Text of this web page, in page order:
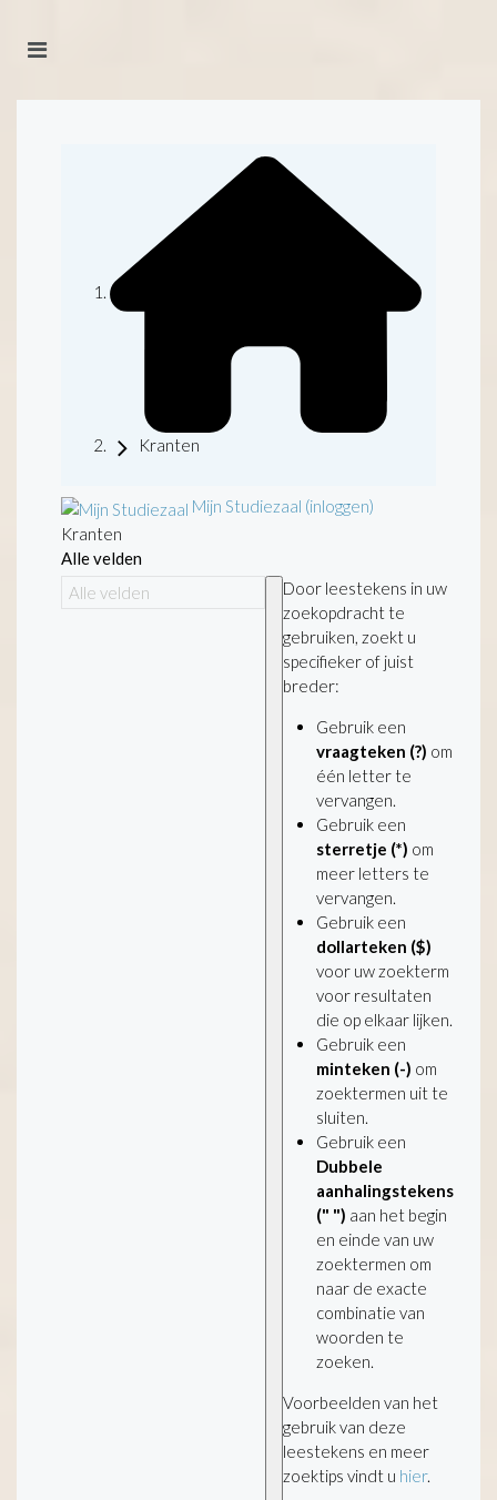
Kranten
Mijn Studiezaal (inloggen)
Kranten
Alle velden
Door leestekens in uw
zoekopdracht te
gebruiken, zoekt u
specifieker of juist
breder:
Gebruik een
vraagteken (?) om
één letter te
vervangen.
Gebruik een
sterretje (*) om
meer letters te
vervangen.
Gebruik een
dollarteken ($)
voor uw zoekterm
voor resultaten
die op elkaar lijken.
Gebruik een
minteken (-) om
zoektermen uit te
sluiten.
Gebruik een
Dubbele
aanhalingstekens
(" ") aan het begin
en einde van uw
zoektermen om
naar de exacte
combinatie van
woorden te
zoeken.
Voorbeelden van het
gebruik van deze
leestekens en meer
zoektips vindt u hier.